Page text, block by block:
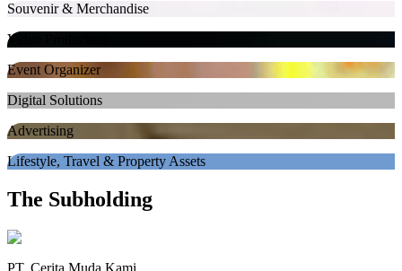
Souvenir & Merchandise
Video Production
Event Organizer
Digital Solutions
Advertising
Lifestyle, Travel & Property Assets
The Subholding
PT. Cerita Muda Kami